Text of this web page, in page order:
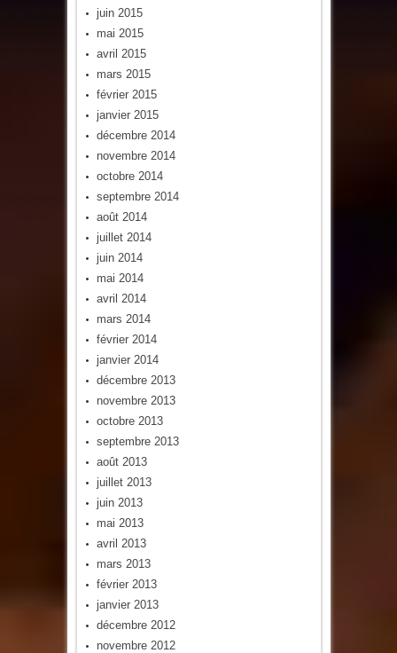
juin 2015
mai 2015
avril 2015
mars 2015
février 2015
janvier 2015
décembre 2014
novembre 2014
octobre 2014
septembre 2014
août 2014
juillet 2014
juin 2014
mai 2014
avril 2014
mars 2014
février 2014
janvier 2014
décembre 2013
novembre 2013
octobre 2013
septembre 2013
août 2013
juillet 2013
juin 2013
mai 2013
avril 2013
mars 2013
février 2013
janvier 2013
décembre 2012
novembre 2012